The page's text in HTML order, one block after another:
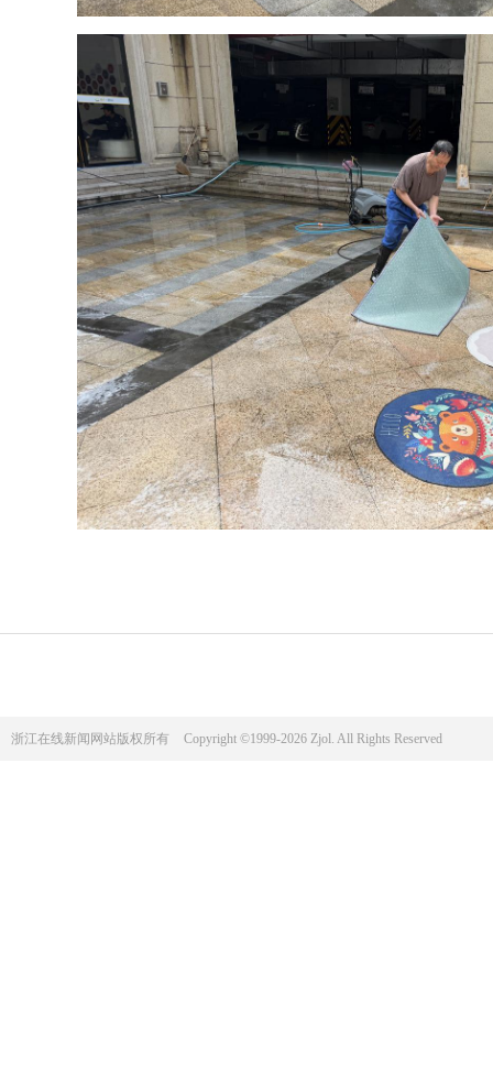
浙江在线新闻网站版权所有 Copyright ©1999-2026 Zjol. All Rights Reserved